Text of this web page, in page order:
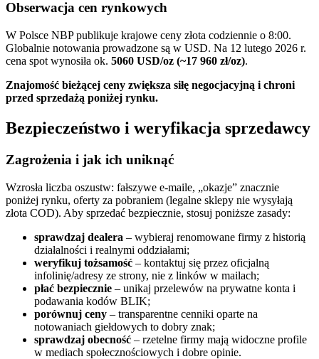
Obserwacja cen rynkowych
W Polsce NBP publikuje krajowe ceny złota codziennie o 8:00.
Globalnie notowania prowadzone są w USD. Na 12 lutego 2026 r.
cena spot wynosiła ok. 5060 USD/oz (~17 960 zł/oz).
Znajomość bieżącej ceny zwiększa siłę negocjacyjną i chroni
przed sprzedażą poniżej rynku.
Bezpieczeństwo i weryfikacja sprzedawcy
Zagrożenia i jak ich uniknąć
Wzrosła liczba oszustw: fałszywe e‑maile, „okazje” znacznie
poniżej rynku, oferty za pobraniem (legalne sklepy nie wysyłają
złota COD). Aby sprzedać bezpiecznie, stosuj poniższe zasady:
sprawdzaj dealera – wybieraj renomowane firmy z historią
działalności i realnymi oddziałami;
weryfikuj tożsamość – kontaktuj się przez oficjalną
infolinię/adresy ze strony, nie z linków w mailach;
płać bezpiecznie – unikaj przelewów na prywatne konta i
podawania kodów BLIK;
porównuj ceny – transparentne cenniki oparte na
notowaniach giełdowych to dobry znak;
sprawdzaj obecność – rzetelne firmy mają widoczne profile
w mediach społecznościowych i dobre opinie.